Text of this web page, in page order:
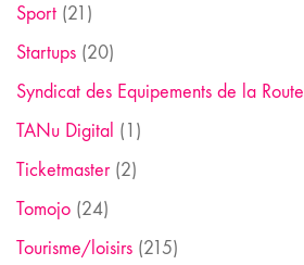
Sport (21)
Startups (20)
Syndicat des Equipements de la Route
TANu Digital (1)
Ticketmaster(2)
Tomojo (24)
Tourisme/loisirs (215)